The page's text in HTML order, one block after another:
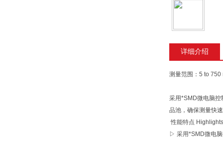
详细介绍
测量范围：5 to
采用*SMD微电脑控
品池，确保测量快
性能特点 Highlights
▷ 采用*SMD微电